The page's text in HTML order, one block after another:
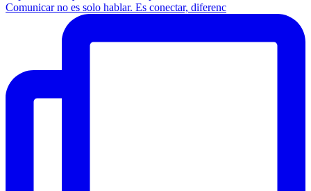
Comunicar no es solo hablar. Es conectar, diferenc